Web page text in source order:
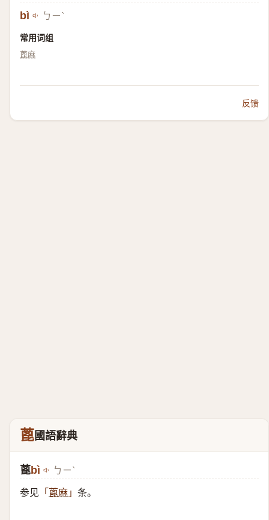
bì
ㄅㄧˋ
常用词组
蓖麻
反馈
蓖國語辭典
蓖bì ㄅㄧˋ
参见 「 蓖麻 」 条。